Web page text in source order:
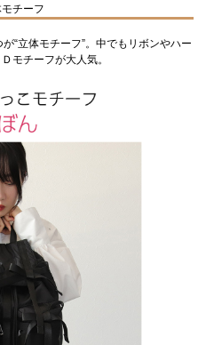
チーフ
“立体モチーフ”。中でもリボンやハー
モチーフが大人気。